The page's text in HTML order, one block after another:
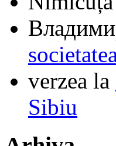
verzea la
Sibiu